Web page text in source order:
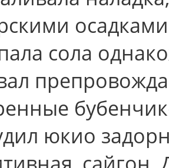
сола
юкио